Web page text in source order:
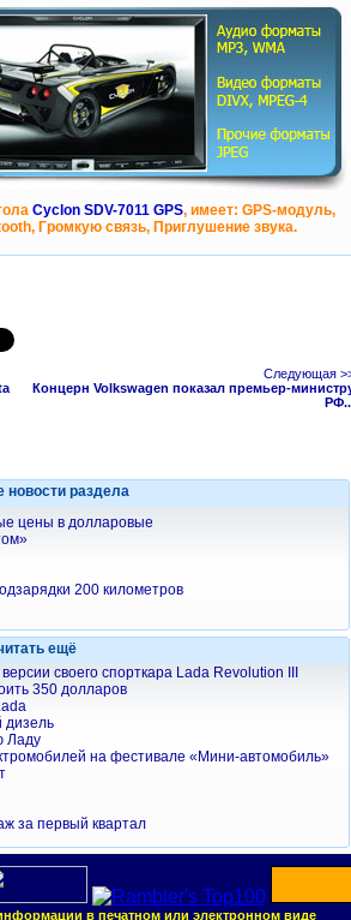
Cyclon SDV-7011 GPS, имеет: GPS-модуль,
Громкую связь, Приглушение звука.
Следующая
Концерн Volkswagen показал премьер-
новости раздела
цены в долларовые
200 километров
ещё
своего спорткара Lada Revolution III
350 долларов
дизель
Ладу
на фестивале «Мини-автомобиль»
за первый квартал
в печатном или электронном виде